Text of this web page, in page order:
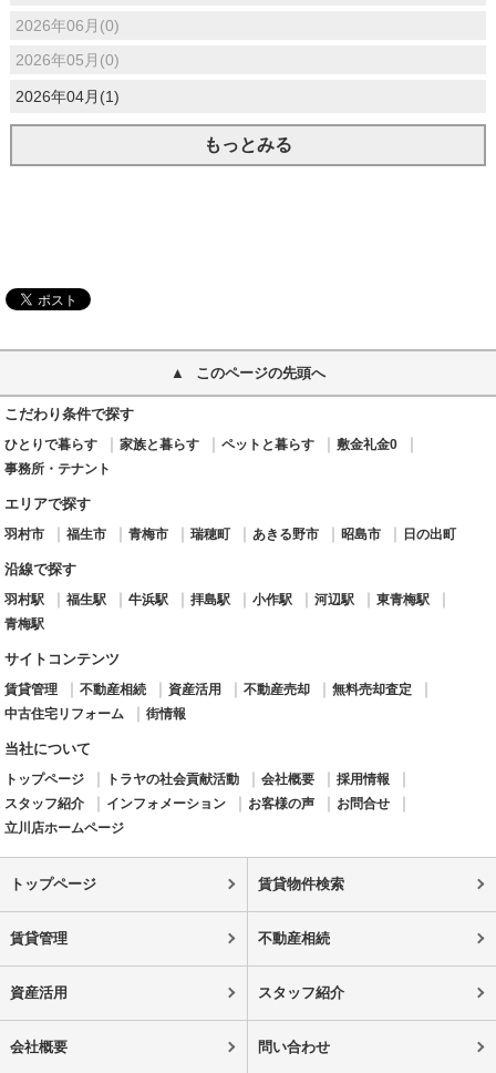
2026年06月(0)
2026年05月(0)
2026年04月(1)
もっとみる
このページの先頭へ
こだわり条件で探す
ひとりで暮らす 家族と暮らす ペットと暮らす
敷金礼金0
事務所・テナント
エリアで探す
羽村市 福生市 青梅市 瑞穂町 あきる野市 昭島市 日の出町
沿線で探す
羽村駅 福生駅 牛浜駅 拝島駅 小作駅 河辺駅
東青梅駅
青梅駅
サイトコンテンツ
賃貸管理 不動産相続 資産活用 不動産売却
無料売却査定
中古住宅リフォーム
街情報
当社について
トップページ トラヤの社会貢献活動 会社概要
採用情報
スタッフ紹介
インフォメーション お客様の声
お問合せ
立川店ホームページ
トップページ 賃貸物件検索
賃貸管理 不動産相続
資産活用 スタッフ紹介
会社概要 問い合わせ